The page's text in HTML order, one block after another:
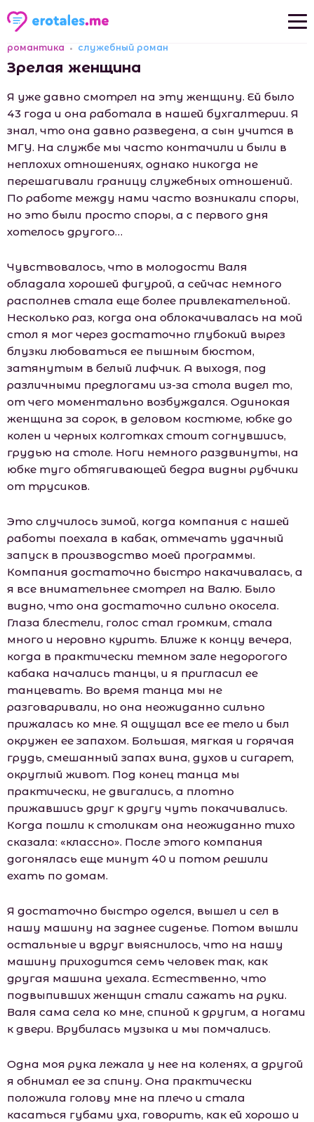
Новые рассказы
Популярные рассказы
романтика служебный роман
Зрелая женщина
Я уже давно смотрел на эту женщину. Ей было
43 года и она работала в нашей бухгалтерии. Я
знал, что она давно разведена, а сын учится в
МГУ. На службе мы часто контачили и были в
неплохих отношениях, однако никогда не
перешагивали границу служебных отношений.
По работе между нами часто возникали споры,
но это были просто споры, а с первого дня
хотелось другого…
Чувствовалось, что в молодости Валя
обладала хорошей фигурой, а сейчас немного
располнев стала еще более привлекательной.
Несколько раз, когда она облокачивалась на мой
стол я мог через достаточно глубокий вырез
блузки любоваться ее пышным бюстом,
затянутым в белый лифчик. А выходя, под
различными предлогами из-за стола видел то,
от чего моментально возбуждался. Одинокая
женщина за сорок, в деловом костюме, юбке до
колен и черных колготках стоит согнувшись,
грудью на столе. Ноги немного раздвинуты, на
юбке туго обтягивающей бедра видны рубчики
от трусиков.
Это случилось зимой, когда компания с нашей
работы поехала в кабак, отмечать удачный
запуск в производство моей программы.
Компания достаточно быстро накачивалась, а
я все внимательнее смотрел на Валю. Было
видно, что она достаточно сильно окосела.
Глаза блестели, голос стал громким, стала
много и неровно курить. Ближе к концу вечера,
когда в практически темном зале недорогого
кабака начались танцы, и я пригласил ее
танцевать. Во время танца мы не
разговаривали, но она неожиданно сильно
прижалась ко мне. Я ощущал все ее тело и был
окружен ее запахом. Большая, мягкая и горячая
грудь, смешанный запах вина, духов и сигарет,
округлый живот. Под конец танца мы
практически, не двигались, а плотно
прижавшись друг к другу чуть покачивались.
Когда пошли к столикам она неожиданно тихо
сказала: «классно». После этого компания
догонялась еще минут 40 и потом решили
ехать по домам.
Я достаточно быстро оделся, вышел и сел в
нашу машину на заднее сиденье. Потом вышли
остальные и вдруг выяснилось, что на нашу
машину приходится семь человек так, как
другая машина уехала. Естественно, что
подвыпивших женщин стали сажать на руки.
Валя сама села ко мне, спиной к другим, а ногами
к двери. Врубилась музыка и мы помчались.
Одна моя рука лежала у нее на коленях, а другой
я обнимал ее за спину. Она практически
положила голову мне на плечо и стала
касаться губами уха, говорить, как ей хорошо и